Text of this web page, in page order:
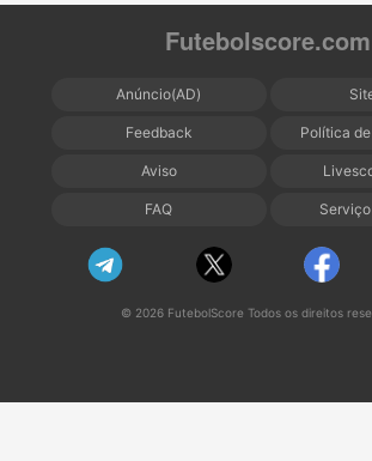
Futebolscore.com
Anúncio(AD)
Feedback Política
Aviso
FAQ
© 2026 FutebolScore Todos os direitos